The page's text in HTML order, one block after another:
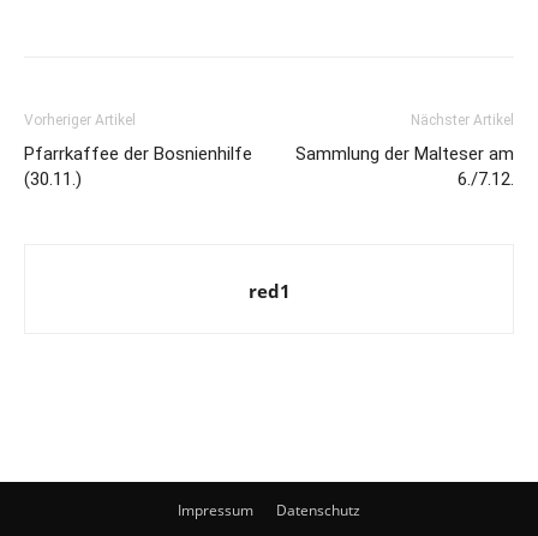
Vorheriger Artikel
Pfarrkaffee der Bosnienhilfe
(30.11.)
Nächster Artikel
Sammlung der Malteser am
6./7.12.
red1
Impressum Datenschutz